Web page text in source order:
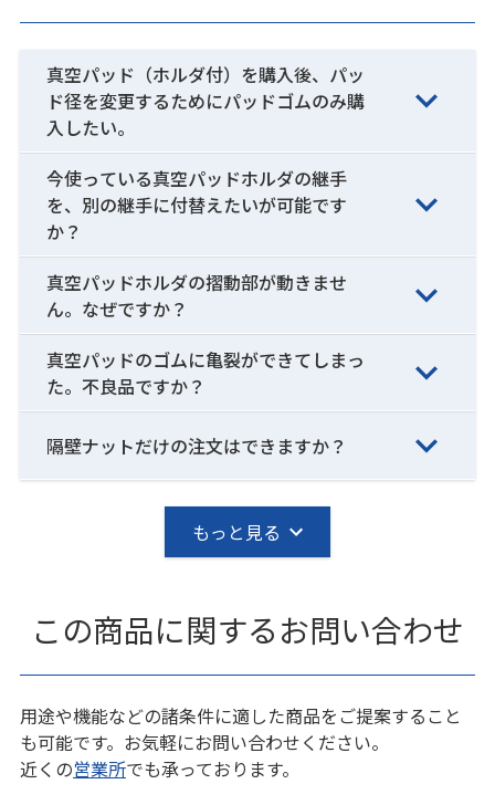
真空パッド（ホルダ付）を購入後、パッ
ド径を変更するためにパッドゴムのみ購
入したい。
今使っている真空パッドホルダの継手
を、別の継手に付替えたいが可能です
か？
真空パッドホルダの摺動部が動きませ
ん。なぜですか？
真空パッドのゴムに亀裂ができてしまっ
た。不良品ですか？
隔壁ナットだけの注文はできますか？
もっと見る
この商品に関するお問い合わせ
用途や機能などの諸条件に適した商品をご提案すること
も可能です。お気軽にお問い合わせください。
近くの営業所でも承っております。